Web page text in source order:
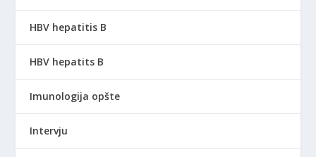
HBV hepatitis B
HBV hepatits B
Imunologija opšte
Intervju